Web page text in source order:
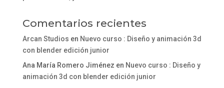
Comentarios recientes
Arcan Studios en Nuevo curso : Diseño y animación 3d
con blender edición junior
Ana María Romero Jiménez en Nuevo curso : Diseño y
animación 3d con blender edición junior